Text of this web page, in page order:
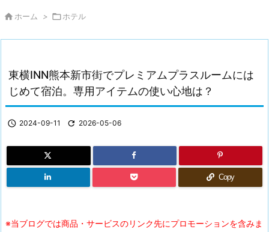
 ホーム > ホテル
東横INN熊本新市街でプレミアムプラスルームには
じめて宿泊。専用アイテムの使い心地は？
 2024-09-11  2026-05-06
Copy
※当ブログでは商品・サービスのリンク先にプロモーションを含みま